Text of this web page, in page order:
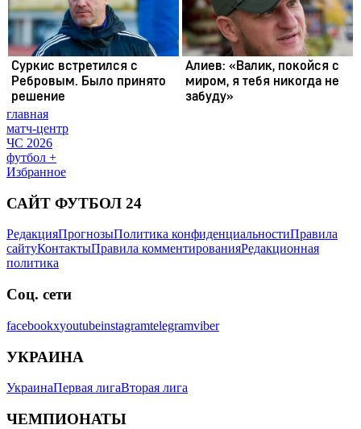
главная
матч-центр
ЧС 2026
футбол +
Избранное
САЙТ ФУТБОЛ 24
РедакцияПрогнозыПолитика конфиденциальностиПравила
сайтуКонтактыПравила комментированияРедакционная
политика
Соц. сети
facebookxyoutubeinstagramtelegramviber
УКРАИНА
УкраинаПервая лигаВторая лига
ЧЕМПИОНАТЫ